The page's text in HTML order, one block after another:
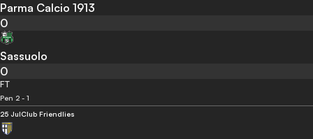
Parma Calcio 1913
0
Sassuolo
0
FT
Pen 2 - 1
25 JulClub Friendlies